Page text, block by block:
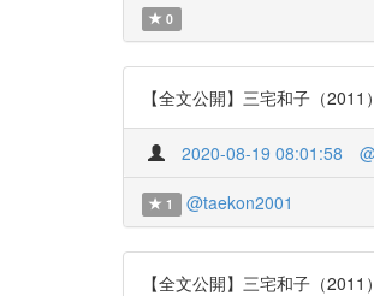
0
【全文公開】三宅和子（
2020-08-19 08:01:58
1 @taekon2001
【全文公開】三宅和子（